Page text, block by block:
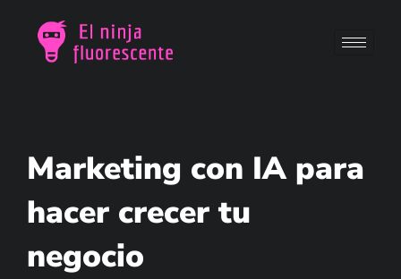
Marketing con IA para
hacer crecer tu
negocio